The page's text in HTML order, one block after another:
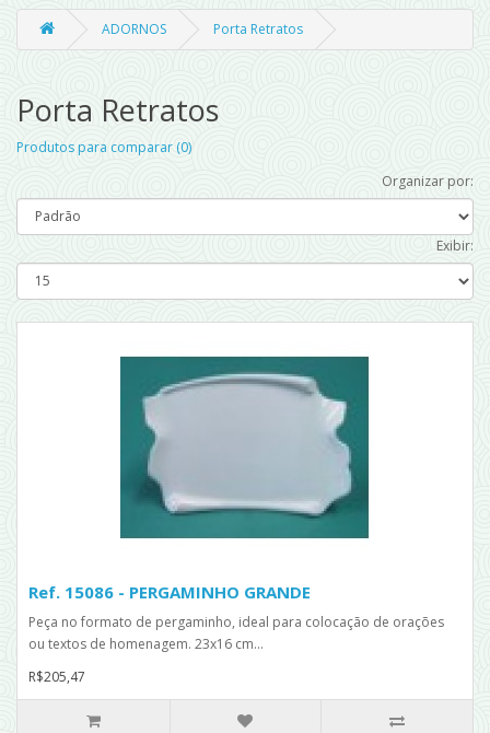
ADORNOS Porta Retratos
Porta Retratos
Produtos para comparar (0)
Organizar por:
Exibir:
Ref. 15086 - PERGAMINHO GRANDE
Peça no formato de pergaminho, ideal para colocação de orações
ou textos de homenagem. 23x16 cm...
R$205,47